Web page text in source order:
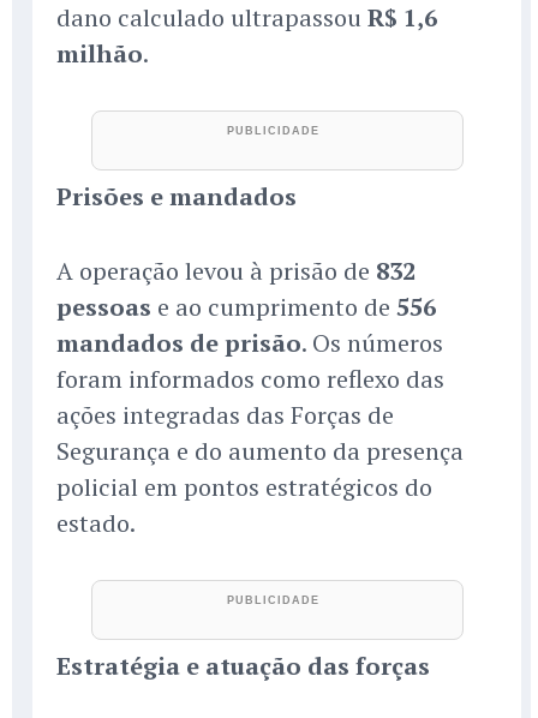
dano calculado ultrapassou R$ 1,6
milhão.
Prisões e mandados
A operação levou à prisão de 832
pessoas e ao cumprimento de 556
mandados de prisão. Os números
foram informados como reflexo das
ações integradas das Forças de
Segurança e do aumento da presença
policial em pontos estratégicos do
estado.
Estratégia e atuação das forças